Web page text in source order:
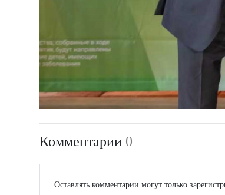
Комментарии 0
Оставлять комментарии могут только